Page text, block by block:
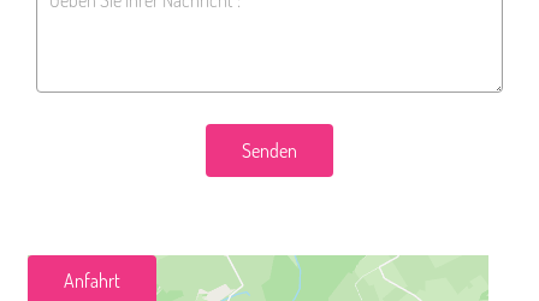
Senden
Anfahrt